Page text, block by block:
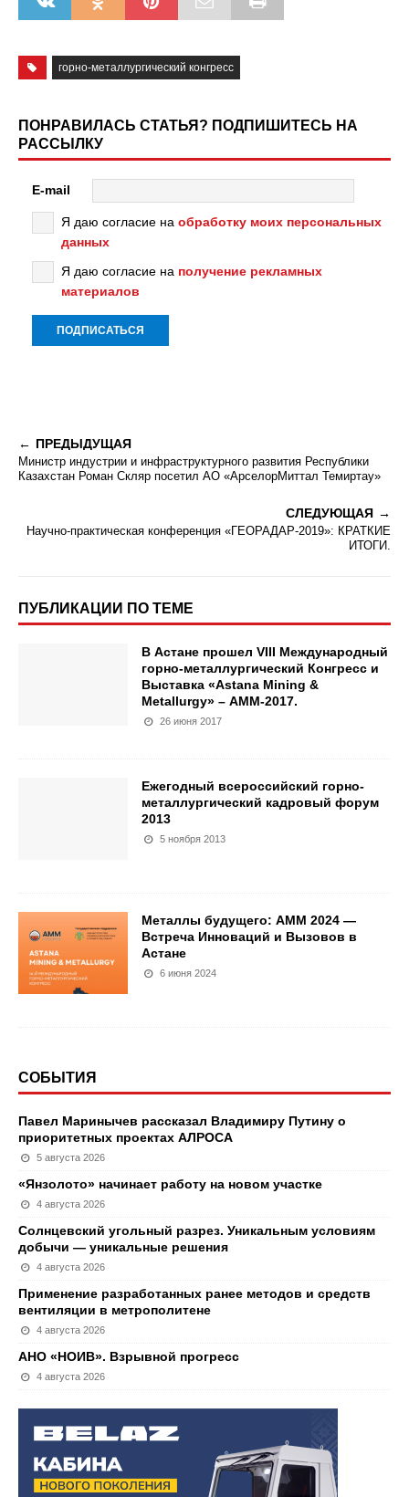
горно-металлургический конгресс
ПОНРАВИЛАСЬ СТАТЬЯ? ПОДПИШИТЕСЬ НА
РАССЫЛКУ
E-mail
Я даю согласие на обработку моих персональных
данных
Я даю согласие на получение рекламных
материалов
ПРЕДЫДУЩАЯ
Министр индустрии и инфраструктурного развития Республики
Казахстан Роман Скляр посетил АО «АрселорМиттал Темиртау»
СЛЕДУЮЩАЯ
Научно-практическая конференция «ГЕОРАДАР-2019»: КРАТКИЕ
ИТОГИ.
ПУБЛИКАЦИИ ПО ТЕМЕ
В Астане прошел VIII Международный
горно-металлургический Конгресс и
Выставка «Astana Mining &
Metallurgy» – АММ-2017.
26 июня 2017
Ежегодный всероссийский горно-
металлургический кадровый форум
2013
5 ноября 2013
Металлы будущего: АММ 2024 —
Встреча Инноваций и Вызовов в
Астане
6 июня 2024
СОБЫТИЯ
Павел Маринычев рассказал Владимиру Путину о
приоритетных проектах АЛРОСА
5 августа 2026
«Янзолото» начинает работу на новом участке
4 августа 2026
Солнцевский угольный разрез. Уникальным условиям
добычи — уникальные решения
4 августа 2026
Применение разработанных ранее методов и средств
вентиляции в метрополитене
4 августа 2026
АНО «НОИВ». Взрывной прогресс
4 августа 2026